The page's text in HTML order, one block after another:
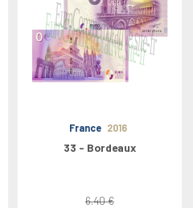
France 2016
33 - Bordeaux
6.40 €